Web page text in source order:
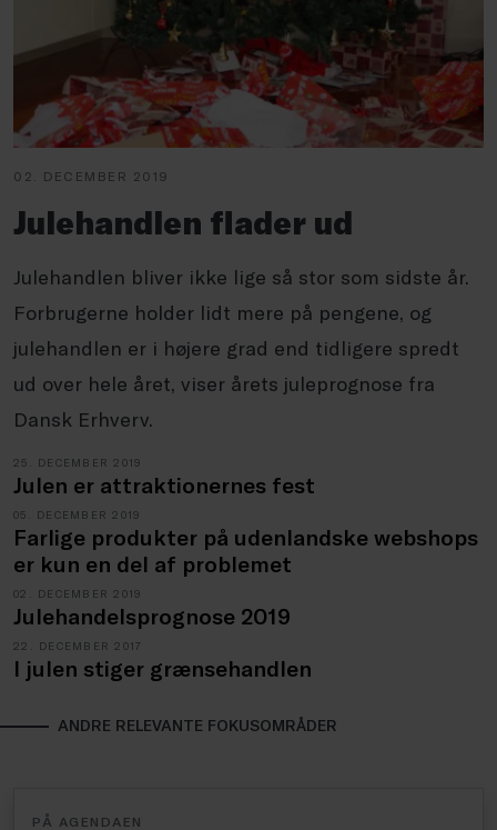
02. DECEMBER 2019
Julehandlen flader ud
Julehandlen bliver ikke lige så stor som sidste år.
Forbrugerne holder lidt mere på pengene, og
julehandlen er i højere grad end tidligere spredt
ud over hele året, viser årets juleprognose fra
Dansk Erhverv.
25. DECEMBER 2019
Julen er attraktionernes fest
05. DECEMBER 2019
Farlige produkter på udenlandske webshops
er kun en del af problemet
02. DECEMBER 2019
Julehandelsprognose 2019
22. DECEMBER 2017
I julen stiger grænsehandlen
ANDRE RELEVANTE FOKUSOMRÅDER
PÅ AGENDAEN